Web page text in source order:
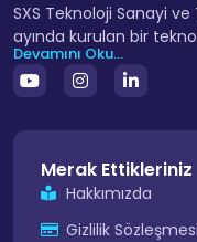
SXS Teknoloji Sanayi
ayında kurulan bir
Devamını Oku...
Merak Ettikleriniz
Hakkımızda
Gizlilik Sözleşmesi